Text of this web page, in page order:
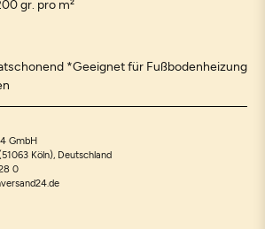
gr. pro m²
*Geeignet für Fußbodenheizung
GmbH
Köln), Deutschland
0